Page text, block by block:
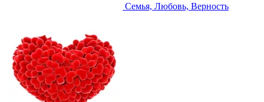
Семья, Любовь, Верность